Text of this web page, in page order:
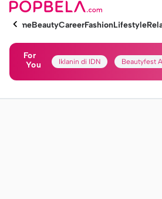
HomeBeautyCareerFashionLifestyle
For
You
Iklanin di IDN Beautyfest